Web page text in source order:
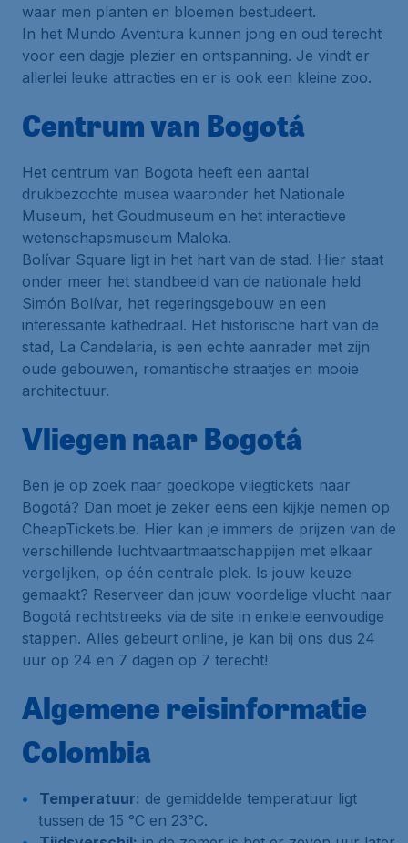
waar men planten en bloemen bestudeert.
In het Mundo Aventura kunnen jong en oud terecht
voor een dagje plezier en ontspanning. Je vindt er
allerlei leuke attracties en er is ook een kleine zoo.
Centrum van Bogotá
Het centrum van Bogota heeft een aantal
drukbezochte musea waaronder het Nationale
Museum, het Goudmuseum en het interactieve
wetenschapsmuseum Maloka.
Bolívar Square ligt in het hart van de stad. Hier staat
onder meer het standbeeld van de nationale held
Simón Bolívar, het regeringsgebouw en een
interessante kathedraal. Het historische hart van de
stad, La Candelaria, is een echte aanrader met zijn
oude gebouwen, romantische straatjes en mooie
architectuur.
Vliegen naar Bogotá
Ben je op zoek naar goedkope vliegtickets naar
Bogotá? Dan moet je zeker eens een kijkje nemen op
CheapTickets.be. Hier kan je immers de prijzen van de
verschillende luchtvaartmaatschappijen met elkaar
vergelijken, op één centrale plek. Is jouw keuze
gemaakt? Reserveer dan jouw voordelige vlucht naar
Bogotá rechtstreeks via de site in enkele eenvoudige
stappen. Alles gebeurt online, je kan bij ons dus 24
uur op 24 en 7 dagen op 7 terecht!
Algemene reisinformatie
Colombia
Temperatuur: de gemiddelde temperatuur ligt
tussen de 15 °C en 23°C.